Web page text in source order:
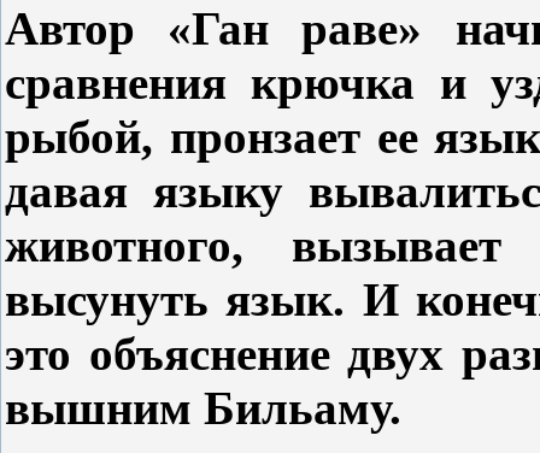
Автор «Ган раве»
сравнения крючка и
рыбой, пронзает ее
давая языку
животного,
высунуть язык. И
это объяснение двух
вышним Бильаму.